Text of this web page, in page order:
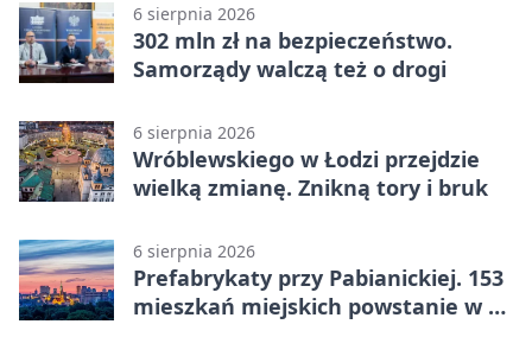
6 sierpnia 2026
302 mln zł na bezpieczeństwo.
Samorządy walczą też o drogi
6 sierpnia 2026
Wróblewskiego w Łodzi przejdzie
wielką zmianę. Znikną tory i bruk
6 sierpnia 2026
Prefabrykaty przy Pabianickiej. 153
mieszkań miejskich powstanie w 15